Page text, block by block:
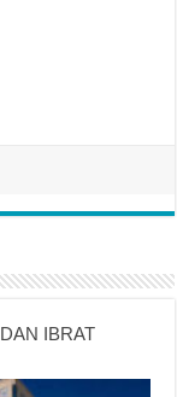
IBRAT